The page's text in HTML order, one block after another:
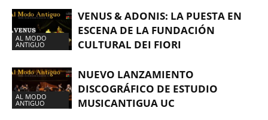
AL MODO
ANTIGUO
VENUS & ADONIS: LA PUESTA EN
ESCENA DE LA FUNDACIÓN
CULTURAL DEI FIORI
AL MODO
ANTIGUO
NUEVO LANZAMIENTO
DISCOGRÁFICO DE ESTUDIO
MUSICANTIGUA UC